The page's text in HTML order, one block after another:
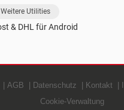
Weitere Utilities
& DHL für Android
AGB Datenschutz Kontakt
Cookie-Verwaltung